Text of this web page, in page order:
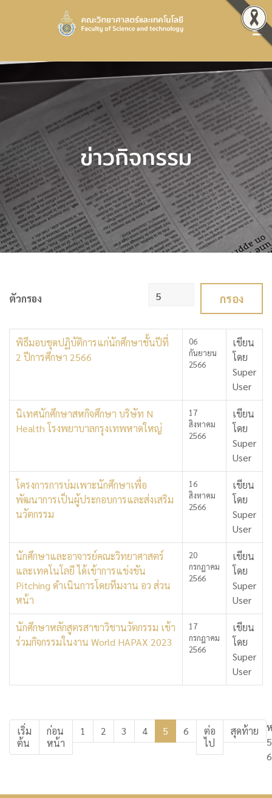
ข่าวกิจกรรม
ตัวกรอง กรอง
พิธีมอบชุดปฏิบัติการแก่นักศึกษาชั้นปีที่
2 ปีการศึกษา 2566
06
กันยายน
2566
เขียน
โดย
Super
User
นิเทศนักศึกษาสหกิจศึกษา บริษัท N
Health โรงพยาบาลกรุงเทพหาดใหญ่
17
สิงหาคม
2566
เขียน
โดย
Super
User
โครงการการบ่มเพาะนักศึกษาเพื่อ
พัฒนาการเป็นผู้ประกอบการและส่งเสริม
นวัตกรรม
16
สิงหาคม
2566
เขียน
โดย
Super
User
นักศึกษาและอาจารย์คณะวิทยาศาสตร์
และเทคโนโลยี ได้เข้าการแข่งขัน
Pitching ดำเนินการโดยทีมงาน อว ส่วน
หน้า
20
กรกฎาคม
2566
เขียน
โดย
Super
User
นักศึกษาหลักสูตรสาขาวิชานวัตกรรม เข้า
ร่วมกิจกรรมในงาน World HAPAX 2023
17
กรกฎาคม
2566
เขียน
โดย
Super
User
เริ่ม
ต้น
ก่อน
หน้า
1 2 3 4 5 6
ต่อ
ไป
สุดท้าย
6